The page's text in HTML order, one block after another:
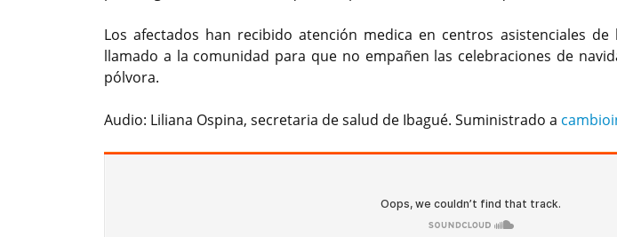
Los afectados han recibido atención medica en centros asistenciales
llamado a la comunidad para que no empañen las celebraciones de
pólvora.
Audio: Liliana Ospina, secretaria de salud de Ibagué. Suministrado a